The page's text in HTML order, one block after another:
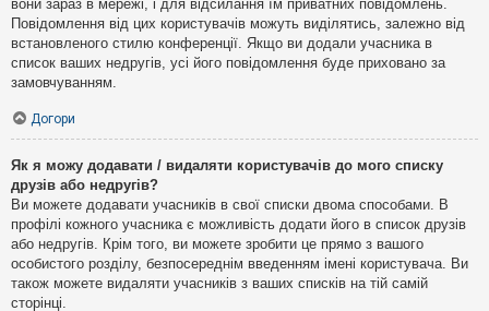
вони зараз в мережі, і для відсилання їм приватних повідомлень.
Повідомлення від цих користувачів можуть виділятись, залежно від
встановленого стилю конференції. Якщо ви додали учасника в
список ваших недругів, усі його повідомлення буде приховано за
замовчуванням.
Догори
Як я можу додавати / видаляти користувачів до мого списку
друзів або недругів?
Ви можете додавати учасників в свої списки двома способами. В
профілі кожного учасника є можливість додати його в список друзів
або недругів. Крім того, ви можете зробити це прямо з вашого
особистого розділу, безпосереднім введенням імені користувача. Ви
також можете видаляти учасників з ваших списків на тій самій
сторінці.